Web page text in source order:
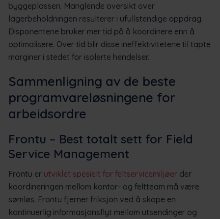
byggeplassen. Manglende oversikt over
lagerbeholdningen resulterer i ufullstendige oppdrag.
Disponentene bruker mer tid på å koordinere enn å
optimalisere. Over tid blir disse ineffektivitetene til tapte
marginer i stedet for isolerte hendelser.
Sammenligning av de beste
programvareløsningene for
arbeidsordre
Frontu – Best totalt sett for Field
Service Management
Frontu er utviklet spesielt for feltservicemiljøer der
koordineringen mellom kontor- og feltteam må være
sømløs. Frontu fjerner friksjon ved å skape en
kontinuerlig informasjonsflyt mellom utsendinger og